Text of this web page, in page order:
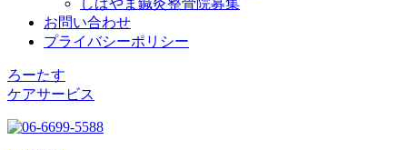
お問い合わせ
プライバシーポリシー
ろーたす
ケアサービス